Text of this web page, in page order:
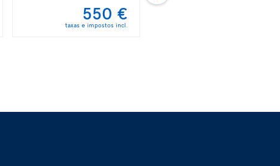
550 €
taxas e impostos incl.